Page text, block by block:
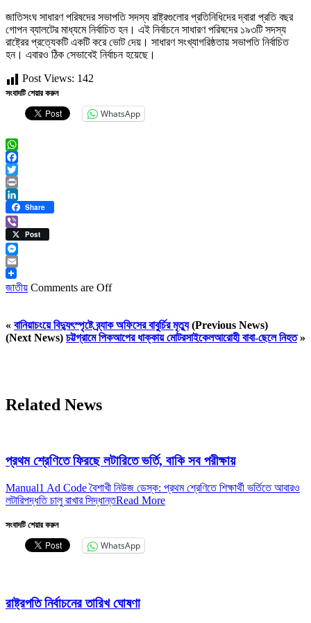
জাতিসংঘ সাধারণ পরিষদের সভাপতি সদস্য রাষ্ট্রগুলোর প্রতিনিধিদের দ্বারা প্রতি বছর
গোপন ব্যালটের মাধ্যমে নির্বাচিত হন। এই নির্বাচনে সাধারণ পরিষদের ১৯৩টি সদস্য
রাষ্ট্রের প্রত্যেকটি একটি করে ভোট দেয়। সাধারণ সংখ্যাগরিষ্ঠতায় সভাপতি নির্বাচিত
হন। এবারও ঠিক সেভাবেই নির্বাচন হয়েছে।
Post Views: 142
সংবাদটি শেয়ার করুন
WhatsApp
WhatsApp
Facebook
Twitter
Print
LinkedIn
Share
ViberPost
Messenger
Email
জাতীয় Comments are Off
« বানিয়াচংয়ে বিদ্যুৎস্পৃষ্টে ব্র্যাক অফিসের বাবুর্চির মৃত্যু(Previous News)
(Next News) চট্টগ্রামে পিকআপের ধাক্কায় মোটরসাইকেলআরোহী বাবা-ছেলে নিহত»
Related News
প্রথম শ্রেণিতে ফিরছে লটারিতে ভর্তি, বাকি সব পরীক্ষায়
Manual1 Ad Code বৈশাখী নিউজ ডেস্ক: প্রথম শ্রেণিতে শিক্ষার্থী ভর্তিতে আবারও
লটারিপদ্ধতি চালু রাখার সিদ্ধান্তRead More
সংবাদটি শেয়ার করুন
WhatsApp
রাষ্ট্রপতি নির্বাচনের তারিখ ঘোষণা